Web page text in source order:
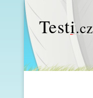
Testi.cz